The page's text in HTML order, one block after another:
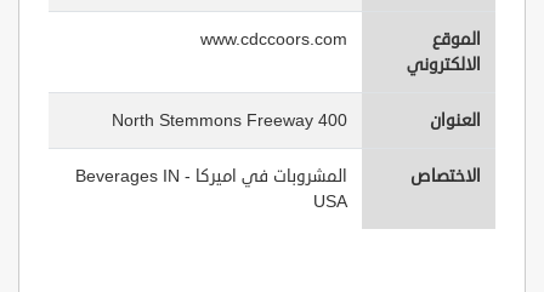
الموقع
الالكتروني
www.cdccoors.com
العنوان 400 North Stemmons Freeway
الاختصاص
المشروبات في اميركا - Beverages IN
USA